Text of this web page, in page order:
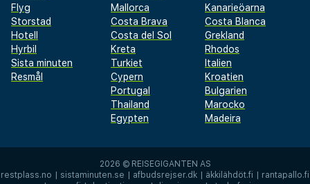
Flyg
Storstad
Hotell
Hyrbil
Sista minuten
Resmål
Mallorca
Kanarieöarna
Costa Brava
Costa Blanca
Costa del Sol
Grekland
Kreta
Rhodos
Turkiet
Italien
Cypern
Kroatien
Portugal
Bulgarien
Thailand
Marocko
Egypten
Madeira
2026 © REISEGIGANTEN AS
restplass.no | sistaminuten.se | afbudsrejser.dk | äkkilähdöt.fi | rantapallo.fi